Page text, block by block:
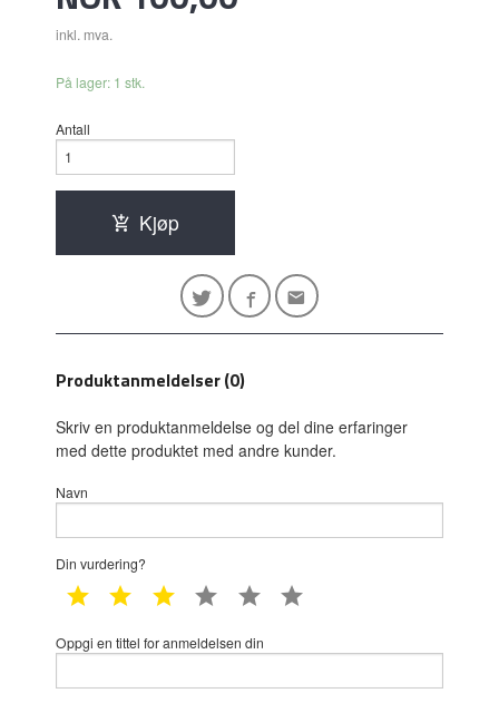
inkl. mva.
På lager: 1 stk.
Antall
Kjøp
Produktanmeldelser (0)
Skriv en produktanmeldelse og del dine erfaringer
med dette produktet med andre kunder.
Navn
Din vurdering?
1 star 2 star 3 star 4 star 5 star
Oppgi en tittel for anmeldelsen din